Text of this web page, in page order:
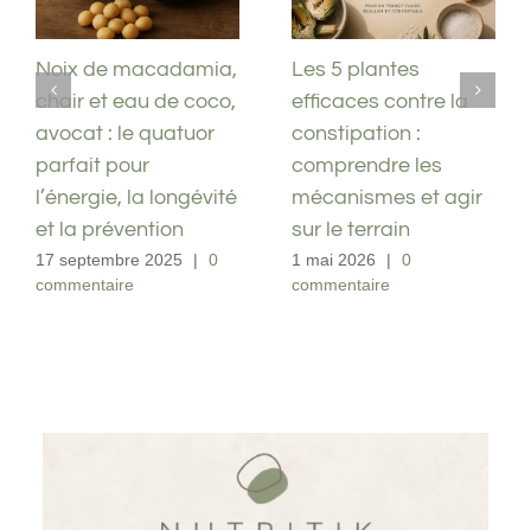
Antibiotiques et
troubles digestifs :
comprendre
pourquoi votre
microbiote s’effondre
après un traitement
23 avril 2026 | 0
commentaire
Noix de macadamia,
chair et eau de coco,
avocat : le quatuor
parfait pour
l’énergie, la longévité
et la prévention
17 septembre 2025
commentaire